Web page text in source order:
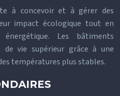
à concevoir et à gérer des
impact écologique tout en
Les bâtiments
vie supérieur grâce à une
températures plus stables.